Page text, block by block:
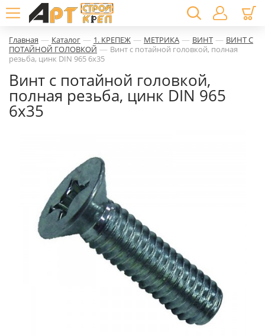
Главная — Каталог — 1. КРЕПЕЖ — МЕТРИКА — ВИНТ — ВИНТ С
ПОТАЙНОЙ ГОЛОВКОЙ — Винт с потайной головкой, полная
резьба, цинк DIN 965 6х35
Винт с потайной головкой,
полная резьба, цинк DIN 965
6х35